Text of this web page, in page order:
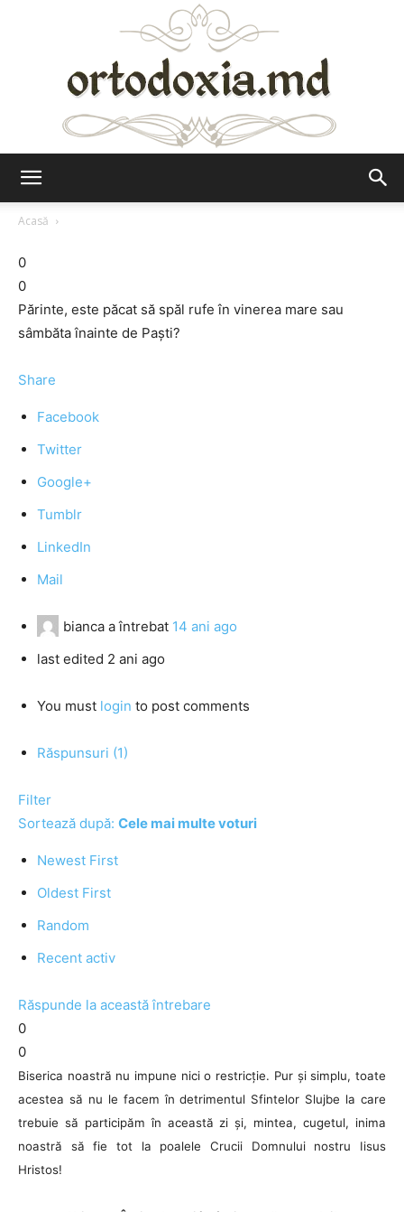
Acasă
0
0
Părinte, este păcat să spăl rufe în vinerea mare sau
sâmbăta înainte de Paşti?
Share
Facebook
Twitter
Google+
Tumblr
LinkedIn
Mail
bianca a întrebat 14 ani ago
last edited 2 ani ago
You must login to post comments
Răspunsuri (1)
Filter
Sortează după: Cele mai multe voturi
Newest First
Oldest First
Random
Recent activ
Răspunde la această întrebare
0
0
Biserica noastră nu impune nici o restricție. Pur și simplu, toate
acestea să nu le facem în detrimentul Sfintelor Slujbe la care
trebuie să participăm în această zi și, mintea, cugetul, inima
noastră să fie tot la poalele Crucii Domnului nostru Iisus
Hristos!